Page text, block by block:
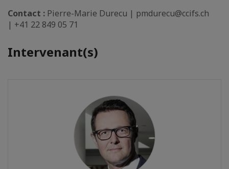
Contact : Pierre-Marie Durecu | pmdurecu@ccifs.ch
| +41 22 849 05 71
Intervenant(s)